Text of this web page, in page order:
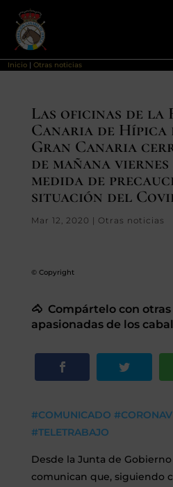
FEDERACIÓN
LICENCIAS
SEGUROS
CALENDARIO
Gran Canaria
Inicio |Otras noticias
Las oficinas de la
Canaria de Hípica
Gran Canaria
de mañana viernes
medida de
situación del
Mar 12, 2020 | Otras noticias
© Copyright
🐴 Compártelo con
apasionadas de los
#COMUNICADO
#TELETRABAJO
Desde la Junta de
comunican que, siguiendo